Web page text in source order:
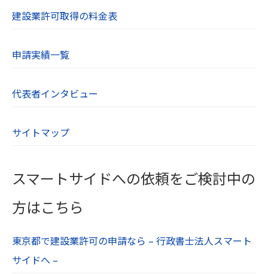
【８．SSL（Secure Socket Layer）について】
ラウザとWebサーバーとの通信を暗号化していま
どの個人情報は自動的に暗号化されます。
cookieとは、WebサーバーからWebブラウザに送
き、効率的に当社Webサイトを利用することがで
きます。当社Webサイトがcookieとして送るファ
イルは、個人を特定するような情報は含んでおり
ません。
お使いのWebブラウザの設定により、cookieを無
効にすることも可能です。
建設業許可取得の料金表
申請実績一覧
代表者インタビュー
サイトマップ
スマートサイドへの依頼をご検討中の
方はこちら
東京都で建設業許可の申請なら – 行政書士法人スマート
サイドへ –